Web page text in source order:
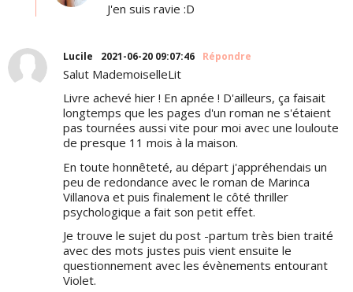
J'en suis ravie :D
Lucile 2021-06-20 09:07:46 Répondre
Salut MademoiselleLit
Livre achevé hier ! En apnée ! D'ailleurs, ça faisait
longtemps que les pages d'un roman ne s'étaient
pas tournées aussi vite pour moi avec une louloute
de presque 11 mois à la maison.
En toute honnêteté, au départ j'appréhendais un
peu de redondance avec le roman de Marinca
Villanova et puis finalement le côté thriller
psychologique a fait son petit effet.
Je trouve le sujet du post -partum très bien traité
avec des mots justes puis vient ensuite le
questionnement avec les évènements entourant
Violet.